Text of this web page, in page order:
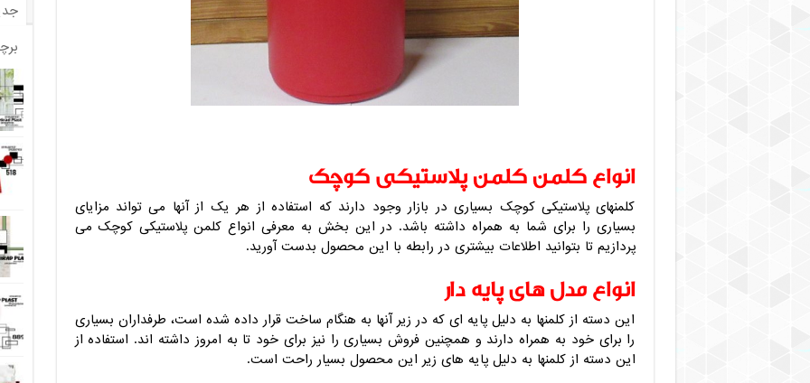
انواع کلمن کلمن پلاستیکی کوچک
کلمنهای پلاستیکی کوچک بسیاری در بازار وجود دارند که استفاده از هر یک از آنها می تواند مزایای
بسیاری را برای شما به همراه داشته باشد. در این بخش به معرفی انواع کلمن پلاستیکی کوچک می
پردازیم تا بتوانید اطلاعات بیشتری در رابطه با این محصول بدست آورید.
انواع مدل های پایه دار
این دسته از کلمنها به دلیل پایه ای که در زیر آنها به هنگام ساخت قرار داده شده است، طرفداران بسیاری
را برای خود به همراه دارند و همچنین فروش بسیاری را نیز برای خود تا به امروز داشته اند. استفاده از
این دسته از کلمنها به دلیل پایه های زیر این محصول بسیار راحت است.